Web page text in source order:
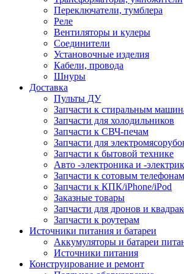
Переключатели, тумблера
Реле
Вентиляторы и кулеры
Соединители
Установочные изделия
Кабели, провода
Шнуры
Доставка
Пульты ДУ
Запчасти к стиральным
Запчасти для холодильников
Запчасти к СВЧ-печам
Запчасти для
Запчасти к бытовой технике
Авто -электроника и -
Запчасти к сотовым телефонам
Запчасти к КПК/iPhone/iPod
Заказные товары
Запчасти для дронов и
Запчасти к роутерам
Источники питания и батареи
Аккумуляторы и батареи
Источники питания
Конструирование и ремонт